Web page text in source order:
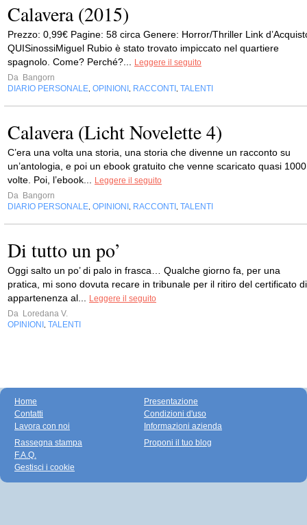
Calavera (2015)
Prezzo: 0,99€ Pagine: 58 circa Genere: Horror/Thriller Link
QUISinossiMiguel Rubio è stato trovato impiccato nel quartiere
spagnolo. Come? Perché?...
Leggere il seguito
Da Bangorn
DIARIO PERSONALE OPINIONI RACCONTI TALENTI
Calavera (Licht Novelette 4)
C’era una volta una storia, una storia che divenne un racconto su
un’antologia, e poi un ebook gratuito che venne scaricato quasi 1000
volte. Poi, l’ebook...
Leggere il seguito
Da Bangorn
DIARIO PERSONALE OPINIONI RACCONTI TALENTI
Di tutto un po’
Oggi salto un po’ di palo in frasca… Qualche giorno fa, per una
pratica, mi sono dovuta recare in tribunale per il ritiro del certificato di
appartenenza al...
Leggere il seguito
Da Loredana V.
OPINIONI
TALENTI
Home
Contatti
Lavora con noi
Presentazione
Condizioni d'uso
Informazioni azienda
Rassegna stampa
F.A.Q.
Gestisci i cookie
Proponi il tuo blog